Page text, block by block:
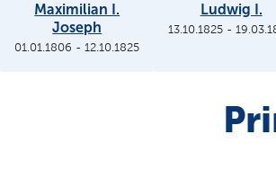
Maximilian I.
Joseph
01.01.1806 -12.10.1825
Ludwig I.
13.10.1825 -